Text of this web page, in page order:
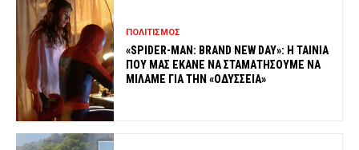
ΠΟΛΙΤΙΣΜΟΣ
«SPIDER-MAN: BRAND NEW DAY»: Η ΤΑΙΝΙΑ
ΠΟΥ ΜΑΣ ΕΚΑΝΕ ΝΑ ΣΤΑΜΑΤΗΣΟΥΜΕ ΝΑ
ΜΙΛΑΜΕ ΓΙΑ ΤΗΝ «ΟΔΥΣΣΕΙΑ»